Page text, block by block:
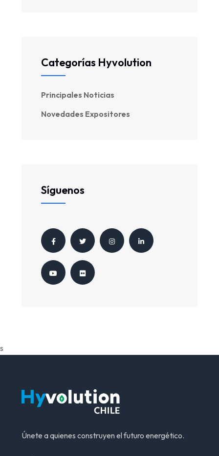
Categorías Hyvolution
Principales Noticias
Novedades Expositores
Síguenos
s
Únete a quienes construyen el futuro energético.